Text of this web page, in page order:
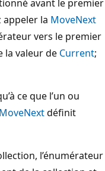
avant le premier
appeler la MoveNext
vers le premier
la valeur de Current;
ce que l’un ou
MoveNextdéfinit
l’énumérateur